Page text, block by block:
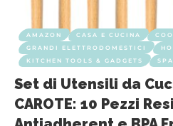
AMAZON CASA E CUCINA
GRANDI ELETTRODOMESTICI
KITCHEN TOOLS & GADGETS
Set di Utensili da
CAROTE: 10 Pezzi